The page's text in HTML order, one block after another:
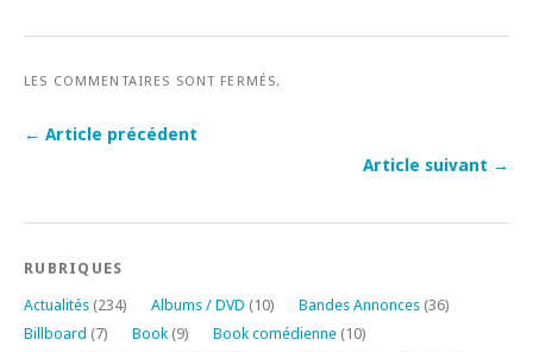
LES COMMENTAIRES SONT FERMÉS.
← Article précédent
Article suivant →
RUBRIQUES
Actualités (234) Albums / DVD (10) Bandes Annonces (36)
Billboard (7) Book (9) Book comédienne (10)